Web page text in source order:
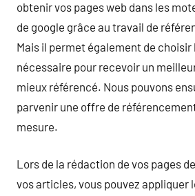
obtenir vos pages web dans les
de google grâce au travail de
Mais il permet également de choisir
nécessaire pour recevoir un
mieux référencé. Nous pouvons
parvenir une offre de
mesure.
Lors de la rédaction de vos pages
vos articles, vous pouvez appliquer